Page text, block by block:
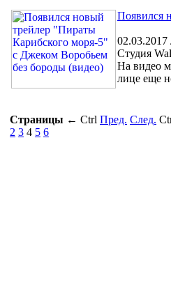
Появился
02.03.2017
Студия
На видео
лице еще
Страницы ← Ctrl Пред. След.
2 3 4 5 6